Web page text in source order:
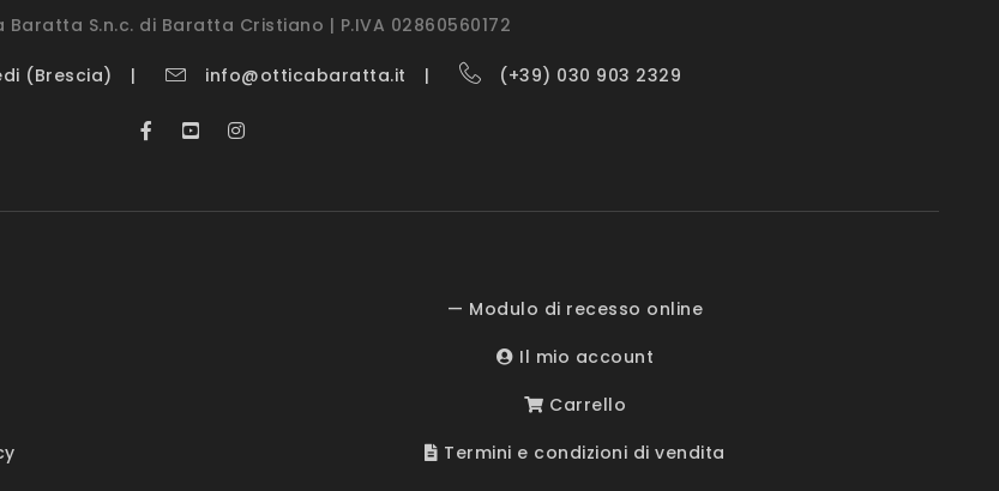
S.n.c. di Baratta Cristiano | P.IVA 02860560172
(Brescia) info@otticabaratta.it (+39) 030 903 2329
— Modulo di recesso online
Il mio account
Carrello
Termini e condizioni di vendita